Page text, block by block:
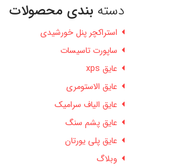
دسته بندی محصولات
استراکچر پنل خورشیدی
ساپورت تاسیسات
عایق xps
عایق الاستومری
عایق الیاف سرامیک
عایق پشم سنگ
عایق پلی یورتان
وبلاگ